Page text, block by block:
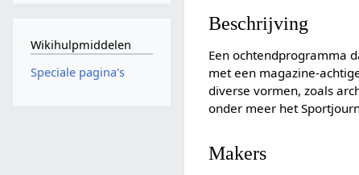
Beschrijving
Een ochtendprogramma
met een magazine-
diverse vormen, zoals
onder meer het
Makers
Wikihulpmiddelen
Speciale pagina's